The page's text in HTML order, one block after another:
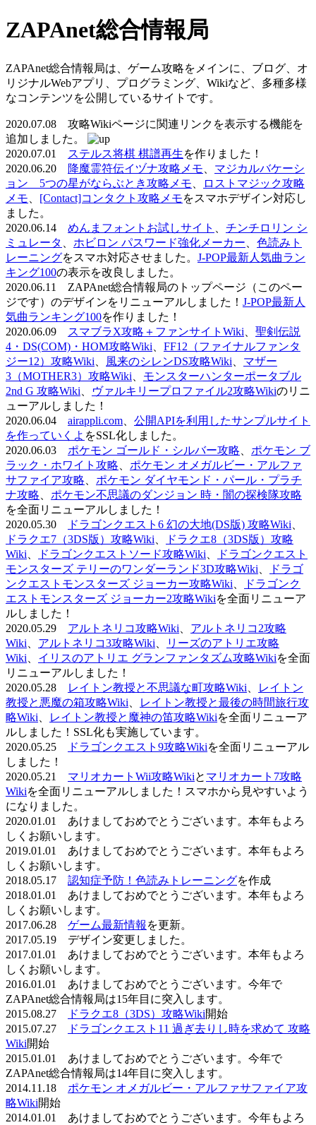
ZAPAnet総合情報局
ZAPAnet総合情報局は、ゲーム攻略をメインに、ブログ、オ
リジナルWebアプリ、プログラミング、Wikiなど、多種多様
なコンテンツを公開しているサイトです。
2020.07.08 攻略Wikiページに関連リンクを表示する機能を
追加しました。
2020.07.01
ステルス将棋 棋譜再生を作りました！
2020.06.20
降魔霊符伝イヅナ攻略メモ
マジカルバケーシ
ョン 5つの星がならぶとき攻略メモ
ロストマジック攻略
メモ
[Contact]コンタクト攻略メモをスマホデザイン対応し
ました。
2020.06.14 めんまフォントお試しサイト
チンチロリン シ
ミュレータ
ホビロン パスワード強化メーカー
色読みト
レーニングをスマホ対応させました。 J-POP最新人気曲ラン
キング100の表示を改良しました。
2020.06.11 ZAPAnet総合情報局のトップページ（このペー
ジです）のデザインをリニューアルしました！ J-POP最新人
気曲ランキング100を作りました！
2020.06.09
スマブラX攻略＋ファンサイトWiki
聖剣伝説
4・DS(COM)・HOM攻略Wiki
FF12（ファイナルファンタ
ジー12）攻略Wiki
風来のシレンDS攻略Wiki
マザー
3（MOTHER3）攻略Wiki
モンスターハンターポータブル
2nd G 攻略Wiki
ヴァルキリープロファイル2攻略Wikiのリニ
ューアルしました！
2020.06.04 airappli.com
公開APIを利用したサンプルサイト
を作っていくよ をSSL化しました。
2020.06.03 ポケモン ゴールド・シルバー攻略
ポケモン ブ
ラック・ホワイト攻略
ポケモン オメガルビー・アルファ
サファイア攻略
ポケモン ダイヤモンド・パール・プラチ
ナ攻略
ポケモン不思議のダンジョン 時・闇の探検隊攻略
を全面リニューアルしました！
2020.05.30
ドラゴンクエスト6 幻の大地(DS版) 攻略Wiki
ドラクエ7（3DS版）攻略Wiki
ドラクエ8（3DS版）攻略
Wiki
ドラゴンクエストソード攻略Wiki
ドラゴンクエスト
モンスターズ テリーのワンダーランド3D攻略Wiki
ドラゴ
ンクエストモンスターズ ジョーカー攻略Wiki
ドラゴンク
エストモンスターズ ジョーカー2攻略Wikiを全面リニューア
ルしました！
2020.05.29 アルトネリコ攻略Wiki
アルトネリコ2攻略
Wiki
アルトネリコ3攻略Wiki
リーズのアトリエ攻略
Wiki
イリスのアトリエ グランファンタズム攻略Wikiを全面
リニューアルしました！
2020.05.28
レイトン教授と不思議な町攻略Wiki
レイトン
教授と悪魔の箱攻略Wiki
レイトン教授と最後の時間旅行攻
略Wiki
レイトン教授と魔神の笛攻略Wikiを全面リニューア
ルしました！SSL化も実施しています。
2020.05.25
ドラゴンクエスト9攻略Wikiを全面リニューアル
しました！
2020.05.21 マリオカートWii攻略Wikiと マリオカート7攻略
Wikiを全面リニューアルしました！スマホから見やすいよう
になりました。
2020.01.01 あけましておめでとうございます。本年もよろ
しくお願いします。
2019.01.01 あけましておめでとうございます。本年もよろ
しくお願いします。
2018.05.17 認知症予防！色読みトレーニングを作成
2018.01.01 あけましておめでとうございます。本年もよろ
しくお願いします。
2017.06.28 ゲーム最新情報 を更新。
2017.05.19 デザイン変更しました。
2017.01.01 あけましておめでとうございます。本年もよろ
しくお願いします。
2016.01.01 あけましておめでとうございます。今年で
ZAPAnet総合情報局は15年目に突入します。
2015.08.27
ドラクエ8（3DS）攻略Wiki開始
2015.07.27
ドラゴンクエスト11 過ぎ去りし時を求めて 攻略
Wiki開始
2015.01.01 あけましておめでとうございます。今年で
ZAPAnet総合情報局は14年目に突入します。
2014.11.18 ポケモン オメガルビー・アルファサファイア攻
略Wiki開始
2014.01.01 あけましておめでとうございます。今年もよろ